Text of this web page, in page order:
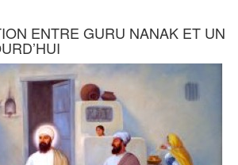
ENTRE GURU NANAK ET UN